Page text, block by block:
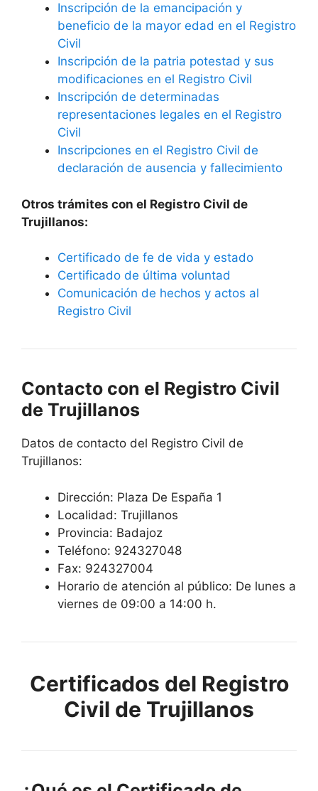
Inscripción de la emancipación y
beneficio de la mayor edad en el Registro
Civil
Inscripción de la patria potestad y sus
modificaciones en el Registro Civil
Inscripción de determinadas
representaciones legales en el Registro
Civil
Inscripciones en el Registro Civil de
declaración de ausencia y fallecimiento
Otros trámites con el Registro Civil de
Trujillanos:
Certificado de fe de vida y estado
Certificado de última voluntad
Comunicación de hechos y actos al
Registro Civil
Contacto con el Registro Civil
de Trujillanos
Datos de contacto del Registro Civil de
Trujillanos:
Dirección: Plaza De España 1
Localidad: Trujillanos
Provincia: Badajoz
Teléfono: 924327048
Fax: 924327004
Horario de atención al público: De lunes a
viernes de 09:00 a 14:00 h.
Certificados del Registro
Civil de Trujillanos